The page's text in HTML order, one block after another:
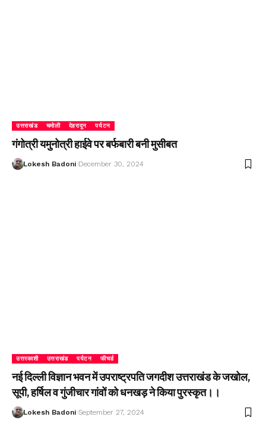
उत्तराखंड चमोली देहरादून पर्यटन
गंगोत्री यमुनोत्री हाईवे पर बर्फबारी बनी मुसीबत
Lokesh Badoni December 30, 2024
उत्तरकाशी उत्तराखंड पर्यटन फीचर्ड
नई दिल्ली विज्ञान भवन में उपराष्ट्रपति जगदीश उत्तराखंड के जखोल,
सूपी, हर्षिल व गुंजीचार गांवों को धनखड़ ने किया पुरस्कृत।।
Lokesh Badoni September 27, 2024